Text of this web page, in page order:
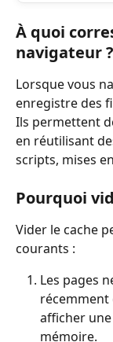
À quoi
navigateur ?
Lorsque vous
enregistre des
Ils permettent
en réutilisant
scripts, mises
Pourquoi
Vider le cache
courants :
Les pages
afficher
mémoire.